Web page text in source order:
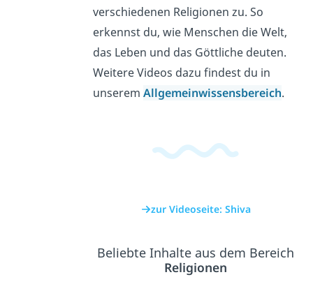
verschiedenen Religionen zu. So
erkennst du, wie Menschen die Welt,
das Leben und das Göttliche deuten.
Weitere Videos dazu findest du in
unserem Allgemeinwissensbereich.
zur Videoseite: Shiva
Beliebte Inhalte aus dem Bereich
Religionen